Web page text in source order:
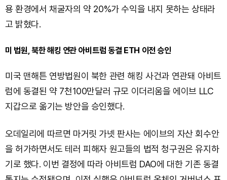
용 환경에서 채굴자의 약 20%가 수익을 내지 못하는 상태라
고 밝혔다.
미 법원, 북한 해킹 연관 아비트럼 동결 ETH 이전 승인
미국 맨해튼 연방법원이 북한 관련 해킹 사건과 연관돼 아비트
럼에 동결된 약 7천100만달러 규모 이더리움을 에이브 LLC
지갑으로 옮기는 방안을 승인했다.
오데일리에 따르면 마거릿 가넷 판사는 에이브의 자산 회수안
을 허가하면서도 테러 피해자 원고들의 법적 청구권은 유지하
기로 했다. 이번 결정에 따라 아비트럼 DAO에 대한 기존 동결